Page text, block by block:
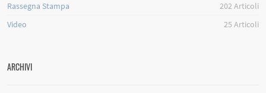
Rassegna Stampa
202Articoli
Video
25 Articoli
ARCHIVI